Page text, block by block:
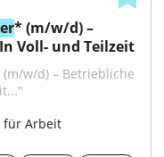
* (m/w/d) –
Voll- und Teilzeit
w/d) – Betriebliche
für Arbeit